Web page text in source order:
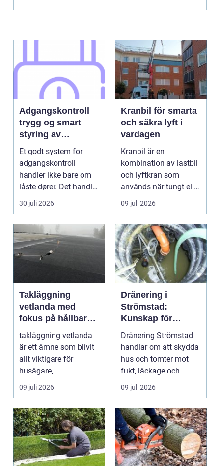
Adgangskontroll
trygg og smart
styring av
tilganger
Et godt system for
adgangskontroll
handler ikke bare om
låste dører. Det handler
om å ha oversikt, k...
30 juli 2026
Kranbil för smarta
och säkra lyft i
vardagen
Kranbil är en
kombination av lastbil
och lyftkran som
används när tungt eller
skrymma...
09 juli 2026
Takläggning
vetlanda med
fokus på hållbara
tak och trygga hus
takläggning vetlanda
är ett ämne som blivit
allt viktigare för
husägare,
bostadsrättsföreningar
09 juli 2026
Dränering i
Strömstad:
Kunskap för
tryggare
husgrunder
Dränering Strömstad
handlar om att skydda
hus och tomter mot
fukt, läckage och
l&arin...
09 juli 2026